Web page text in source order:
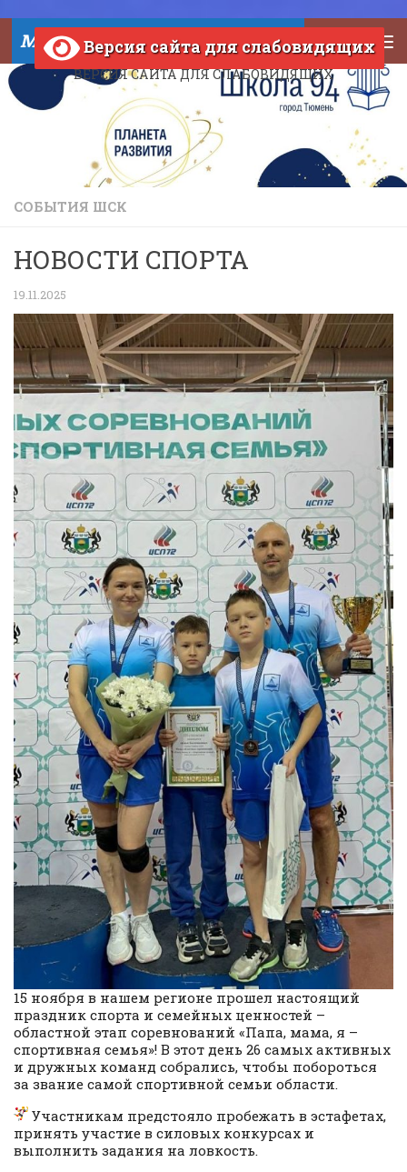
Skip to content
МАОУ СОШ №94 города Тюмени
ВЕРСИЯ САЙТА ДЛЯ СЛАБОВИДЯЩИХ
Версия сайта для слабовидящих
СОБЫТИЯ ШСК
НОВОСТИ СПОРТА
19.11.2025
15 ноября в нашем регионе прошел настоящий
праздник спорта и семейных ценностей –
областной этап соревнований «Папа, мама, я –
спортивная семья»! В этот день 26 самых активных
и дружных команд собрались, чтобы побороться
за звание самой спортивной семьи области.
Участникам предстояло пробежать в эстафетах,
принять участие в силовых конкурсах и
выполнить задания на ловкость.